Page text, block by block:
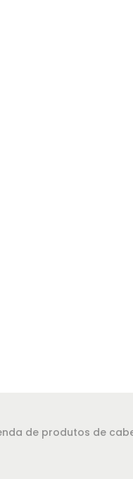
de produtos de